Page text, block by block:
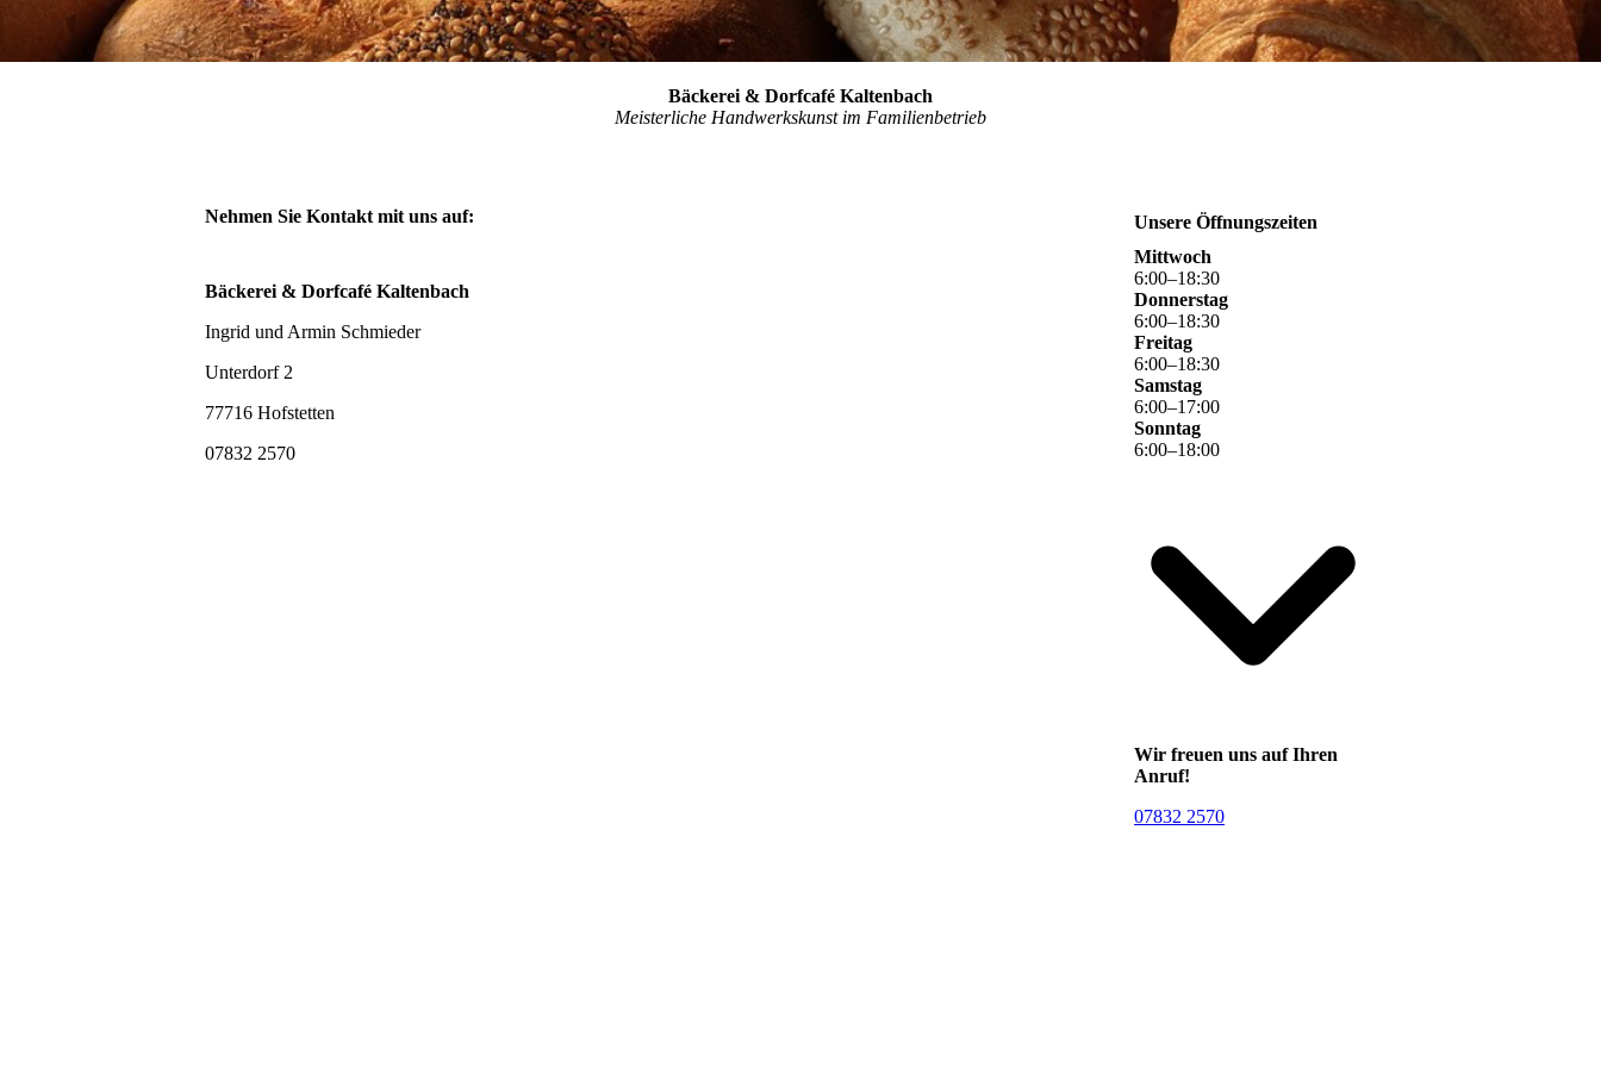
Bäckerei & Dorfcafé Kaltenbach
Meisterliche Handwerkskunst im Familienbetrieb
Nehmen Sie Kontakt mit uns auf:
Bäckerei & Dorfcafé Kaltenbach
Ingrid und Armin Schmieder
Unterdorf 2
77716 Hofstetten
07832 2570
Unsere Öffnungszeiten
Mittwoch
6:00–18:30
Donnerstag
6:00–18:30
Freitag
6:00–18:30
Samstag
6:00–17:00
Sonntag
6:00–18:00
Wir freuen uns auf Ihren
Anruf!
07832 2570